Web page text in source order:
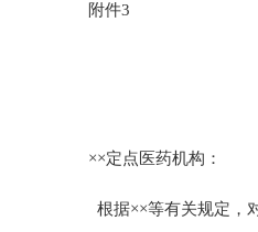
附件3
××定点医药机构：
根据××等有关规定，